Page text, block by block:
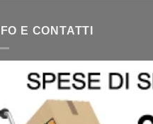
E CONTATTI